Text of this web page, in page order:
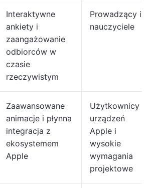
Interaktywne
ankiety i
zaangażowanie
odbiorców w
czasie
rzeczywistym
Prowadzący i
nauczyciele
Zaawansowane
animacje i płynna
integracja z
ekosystemem
Apple
Użytkownicy
urządzeń
Apple i
wysokie
wymagania
projektowe